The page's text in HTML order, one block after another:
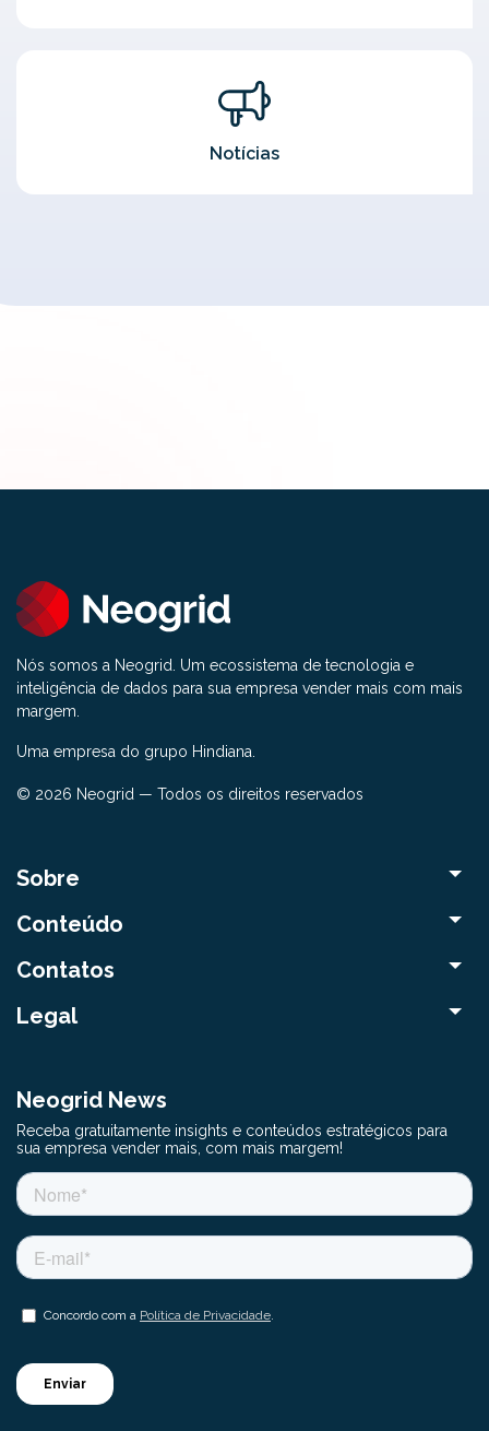
Notícias
Nós somos a Neogrid. Um ecossistema de tecnologia e
inteligência de dados para sua empresa vender mais com mais
margem.
Uma empresa do grupo Hindiana.
© 2026 Neogrid — Todos os direitos reservados
Sobre
Conteúdo
Contatos
Legal
Neogrid News